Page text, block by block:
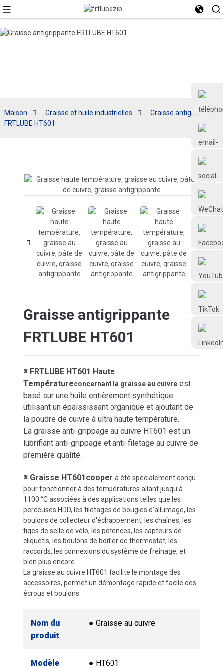
Frtlube
FRTLUBE
Maison Graisse et huile industrielles
Graisse antigrippante
FRTLUBE HT601
Graisse antigrippante
FRTLUBE HT601
※ FRTLUBE HT601 Haute
Températureconcernant la graisse au cuivreest
basé sur une huile entièrement synthétique
utilisant un épaississant organique et ajoutant de
la poudre de cuivre à ultra haute température.
La graisse anti-grippage au cuivre HT601 est un
lubrifiant anti-grippage et anti-filetage au cuivre de
première qualité.
※ Graisse HT601cooper a été spécialement conçu
pour fonctionner à des températures allant jusqu'à
1100 °C associées à des applications telles que les
perceuses HDD, les filetages de bougies d'allumage, les
boulons de collecteur d'échappement, les chaînes, les
tiges de selle de vélo, les potences, les capteurs de
cliquetis, les boulons de boîtier de thermostat, les
raccords, les connexions du système de freinage, et
bien plus encore.
La graisse au cuivre HT601 facilite le montage des
accessoires, permet un démontage rapide et facile des
écrous et boulons.
Nom du
produit
● Graisse au cuivre
Modèle ● HT601